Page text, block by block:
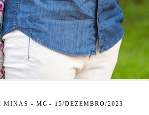
MINAS - MG 15/DEZEMBRO/2023